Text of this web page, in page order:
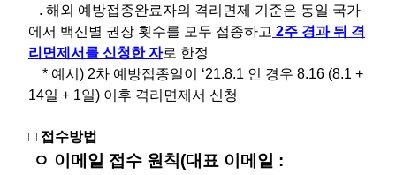
. 해외 예방접종완료자의 격리면제 기준은 동일 국가
에서 백신별 권장 횟수를 모두 접종하고 2주 경과 뒤 격
리면제서를 신청한 자로 한정
* 예시) 2차 예방접종일이 ‘21.8.1 인 경우 8.16 (8.1 +
14일 + 1일) 이후 격리면제서 신청
□ 접수방법
ㅇ 이메일 접수 원칙(대표 이메일 :